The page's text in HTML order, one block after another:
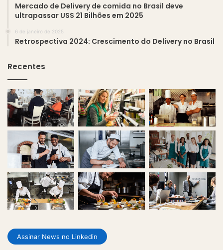
Mercado de Delivery de comida no Brasil deve
ultrapassar US$ 21 Bilhões em 2025
6 de janeiro de 2025
Retrospectiva 2024: Crescimento do Delivery no Brasil
Recentes
Assinar News no Linkedin